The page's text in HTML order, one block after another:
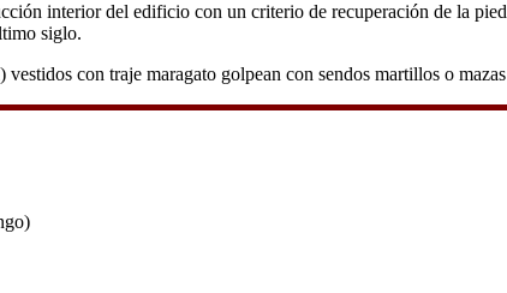
interior del edificio con un criterio de recuperación de la
siglo.
con traje maragato golpean con sendos martillos o